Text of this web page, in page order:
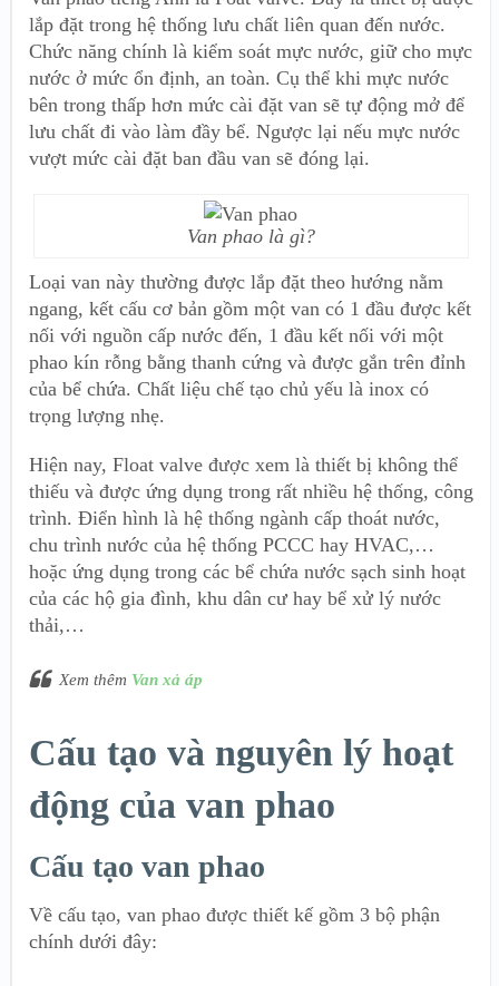
lắp đặt trong hệ thống lưu chất liên quan đến nước.
Chức năng chính là kiểm soát mực nước, giữ cho mực
nước ở mức ổn định, an toàn. Cụ thể khi mực nước
bên trong thấp hơn mức cài đặt van sẽ tự động mở để
lưu chất đi vào làm đầy bể. Ngược lại nếu mực nước
vượt mức cài đặt ban đầu van sẽ đóng lại.
Van phao là gì?
Loại van này thường được lắp đặt theo hướng nằm
ngang, kết cấu cơ bản gồm một van có 1 đầu được kết
nối với nguồn cấp nước đến, 1 đầu kết nối với một
phao kín rỗng bằng thanh cứng và được gắn trên đỉnh
của bể chứa. Chất liệu chế tạo chủ yếu là inox có
trọng lượng nhẹ.
Hiện nay, Float valve được xem là thiết bị không thể
thiếu và được ứng dụng trong rất nhiều hệ thống, công
trình. Điển hình là hệ thống ngành cấp thoát nước,
chu trình nước của hệ thống PCCC hay HVAC,…
hoặc ứng dụng trong các bể chứa nước sạch sinh hoạt
của các hộ gia đình, khu dân cư hay bể xử lý nước
thải,…
Xem thêm Van xả áp
Cấu tạo và nguyên lý hoạt
động của van phao
Cấu tạo van phao
Về cấu tạo, van phao được thiết kế gồm 3 bộ phận
chính dưới đây: